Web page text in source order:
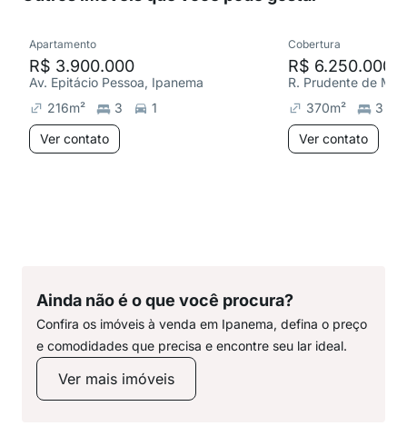
Apartamento
R$ 3.900.000
Av. Epitácio Pessoa, Ipanema
216m² 3
1
Ver contato
Cobertura
R$ 6.250.000
R. Prudente de
370m²
3
Ver contato
Ainda não é o que você procura?
Confira os imóveis à venda em Ipanema, defina o preço
e comodidades que precisa e encontre seu lar ideal.
Ver mais imóveis